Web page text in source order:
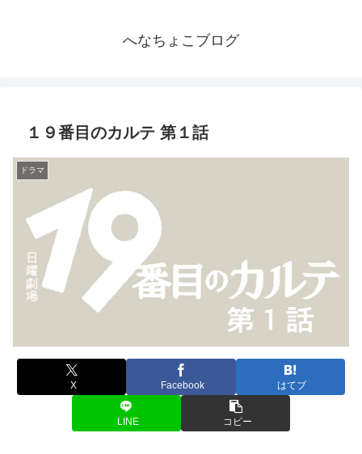
へなちょこブログ
１９番目のカルテ 第１話
ドラマ
X Facebook はてブ
LINE コピー